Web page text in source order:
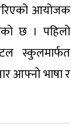
आयोजक
छ । पहिलो
स्कुलमार्फत
आफ्नो भाषा र